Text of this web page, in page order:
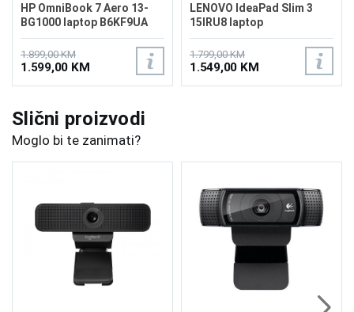
HP OmniBook 7 Aero 13-
BG1000 laptop B6KF9UA
1.899,00 KM
1.599,00 KM
LENOVO IdeaPad Slim 3
15IRU8 laptop
82X700HUUS
1.799,00 KM
1.549,00 KM
Slični proizvodi
Moglo bi te zanimati?